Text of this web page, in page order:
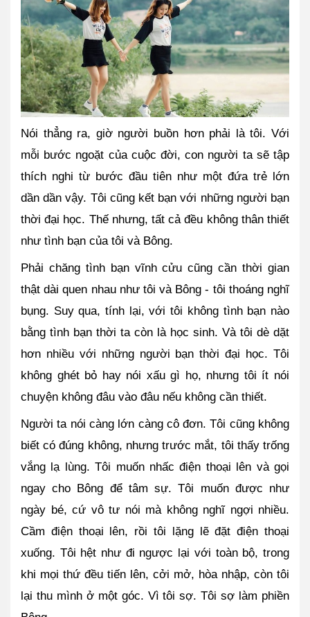
Nói thẳng ra, giờ người buồn hơn phải là tôi. Với
mỗi bước ngoặt của cuộc đời, con người ta sẽ tập
thích nghi từ bước đầu tiên như một đứa trẻ lớn
dần dần vậy. Tôi cũng kết bạn với những người bạn
thời đại học. Thế nhưng, tất cả đều không thân thiết
như tình bạn của tôi và Bông.
Phải chăng tình bạn vĩnh cửu cũng cần thời gian
thật dài quen nhau như tôi và Bông - tôi thoáng nghĩ
bụng. Suy qua, tính lại, với tôi không tình bạn nào
bằng tình bạn thời ta còn là học sinh. Và tôi dè dặt
hơn nhiều với những người bạn thời đại học. Tôi
không ghét bỏ hay nói xấu gì họ, nhưng tôi ít nói
chuyện không đâu vào đâu nếu không cần thiết.
Người ta nói càng lớn càng cô đơn. Tôi cũng không
biết có đúng không, nhưng trước mắt, tôi thấy trống
vắng lạ lùng. Tôi muốn nhấc điện thoại lên và gọi
ngay cho Bông để tâm sự. Tôi muốn được như
ngày bé, cứ vô tư nói mà không nghĩ ngợi nhiều.
Cầm điện thoại lên, rồi tôi lặng lẽ đặt điện thoại
xuống. Tôi hệt như đi ngược lại với toàn bộ, trong
khi mọi thứ đều tiến lên, cởi mở, hòa nhập, còn tôi
lại thu mình ở một góc. Vì tôi sợ. Tôi sợ làm phiền